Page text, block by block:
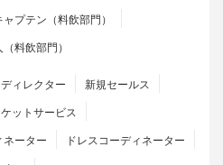
プテン（料飲部門）
料飲部門）
ィレクター
新規セールス
ットサービス
ーター
ドレスコーディネーター